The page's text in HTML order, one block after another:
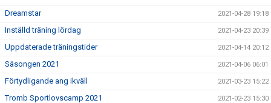
Dreamstar 2021-04-28 19:18
Inställd träning lördag 2021-04-23 20:39
Uppdaterade träningstider 2021-04-14 20:12
Säsongen 2021 2021-04-06 06:01
Förtydligande ang ikväll 2021-03-23 15:22
Tromb Sportlovscamp 2021 2021-02-23 15:30